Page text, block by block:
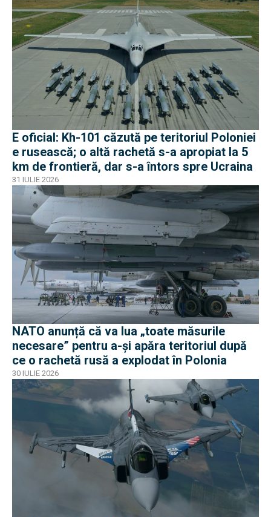
E oficial: Kh-101 căzută pe teritoriul Poloniei
e rusească; o altă rachetă s-a apropiat la 5
km de frontieră, dar s-a întors spre Ucraina
31 IULIE 2026
NATO anunță că va lua „toate măsurile
necesare” pentru a-și apăra teritoriul după
ce o rachetă rusă a explodat în Polonia
30 IULIE 2026